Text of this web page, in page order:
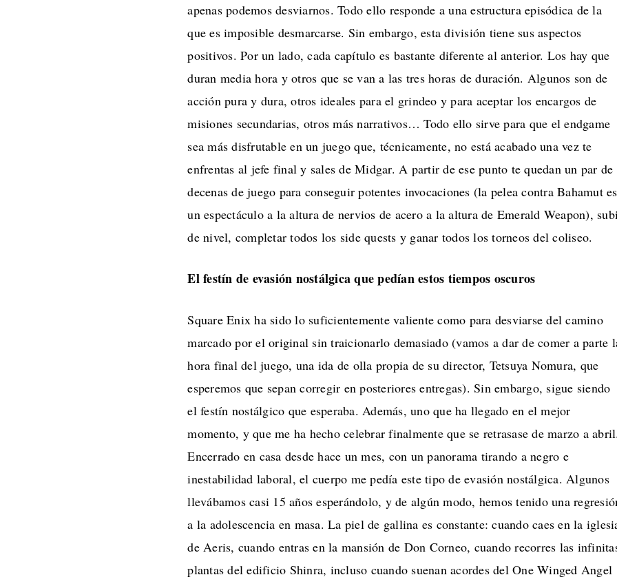
apenas podemos desviarnos. Todo ello responde a una estructura episódica de la
que es imposible desmarcarse. Sin embargo, esta división tiene sus aspectos
positivos. Por un lado, cada capítulo es bastante diferente al anterior. Los hay que
duran media hora y otros que se van a las tres horas de duración. Algunos son de
acción pura y dura, otros ideales para el grindeo y para aceptar los encargos de
misiones secundarias, otros más narrativos… Todo ello sirve para que el endgame
sea más disfrutable en un juego que, técnicamente, no está acabado una vez te
enfrentas al jefe final y sales de Midgar. A partir de ese punto te quedan un par de
decenas de juego para conseguir potentes invocaciones (la pelea contra Bahamut es
un espectáculo a la altura de nervios de acero a la altura de Emerald Weapon),
de nivel, completar todos los side quests y ganar todos los torneos del coliseo.
El festín de evasión nostálgica que pedían estos tiempos oscuros
Square Enix ha sido lo suficientemente valiente como para desviarse del camino
marcado por el original sin traicionarlo demasiado (vamos a dar de comer a parte
hora final del juego, una ida de olla propia de su director, Tetsuya Nomura, que
esperemos que sepan corregir en posteriores entregas). Sin embargo, sigue siendo
el festín nostálgico que esperaba. Además, uno que ha llegado en el mejor
momento, y que me ha hecho celebrar finalmente que se retrasase de marzo a abril.
Encerrado en casa desde hace un mes, con un panorama tirando a negro e
inestabilidad laboral, el cuerpo me pedía este tipo de evasión nostálgica. Algunos
llevábamos casi 15 años esperándolo, y de algún modo, hemos tenido una
a la adolescencia en masa. La piel de gallina es constante: cuando caes en la
de Aeris, cuando entras en la mansión de Don Corneo, cuando recorres las
plantas del edificio Shinra, incluso cuando suenan acordes del One Winged Angel